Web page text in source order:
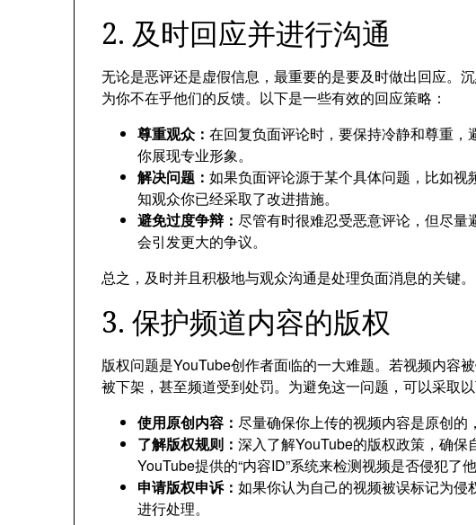
2. 及时回应并进行沟通
无论是恶评还是虚假信息，最重要的是要及时做出回应。
为你不在乎他们的反馈。以下是一些有效的回应策略：
尊重观众： 在回复负面评论时，要保持冷静和尊重
你展现专业形象。
解决问题： 如果负面评论源于某个具体问题，比如
知观众你已经采取了改进措施。
避免过度争辩： 尽管有时很难忍受恶意评论，但尽
会引发更大的争议。
总之，及时并且积极地与观众沟通是处理负面消息的关键。
3. 保护频道内容的版权
版权问题是YouTube创作者面临的一大难题。若视频内容
被下架，甚至频道受到处罚。为避免这一问题，可以采取以
使用原创内容： 尽量确保你上传的视频内容是原创的
了解版权规则： 深入了解YouTube的版权政策，确
YouTube提供的“内容ID”系统来检测视频是否侵犯了他
申请版权申诉： 如果你认为自己的视频被误标记为
进行处理。